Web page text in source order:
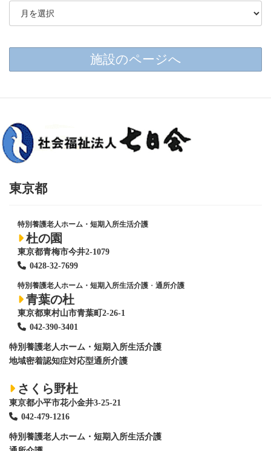
施設のページへ
東京都
特別養護老人ホーム・短期入所生活介護
杜の園
東京都青梅市今井2-1079
0428-32-7699
特別養護老人ホーム・短期入所生活介護 ・ 通所介護
青葉の杜
東京都東村山市青葉町2-26-1
042-390-3401
特別養護老人ホーム ・短期入所生活介護
地域密着認知症対応型通所介護
さくら野杜
東京都小平市花小金井3-25-21
042-479-1216
特別養護老人ホーム ・短期入所生活介護